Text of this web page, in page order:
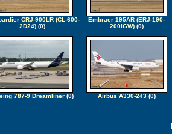
CRJ-900LR (CL-600-
2D24) (0)
Embraer 195AR (ERJ-190-
200IGW)(0)
787-9 Dreamliner(0) Airbus A330-243(0)